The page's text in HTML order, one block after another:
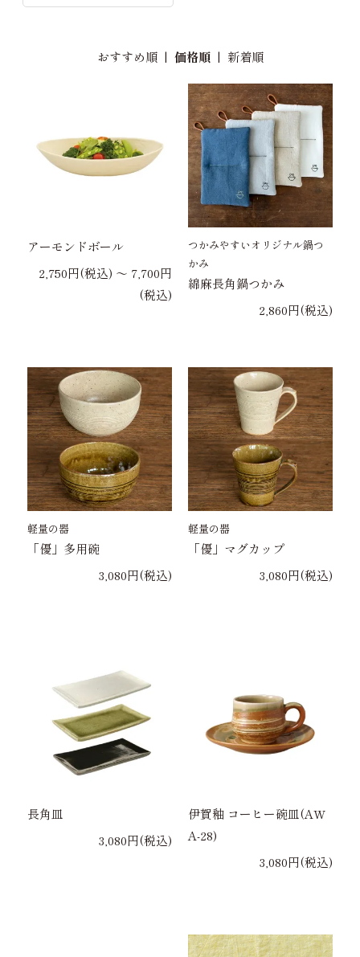
おすすめ順| 価格順| 新着順
アーモンドボール
2,750円(税込) 〜 7,700円
(税込)
つかみやすいオリジナル鍋つ
かみ
綿麻長角鍋つかみ
2,860円(税込)
軽量の器
「優」多用碗
3,080円(税込)
軽量の器
「優」マグカップ
3,080円(税込)
長角皿
3,080円(税込)
伊賀釉 コーヒー碗皿(AW
A-28)
3,080円(税込)